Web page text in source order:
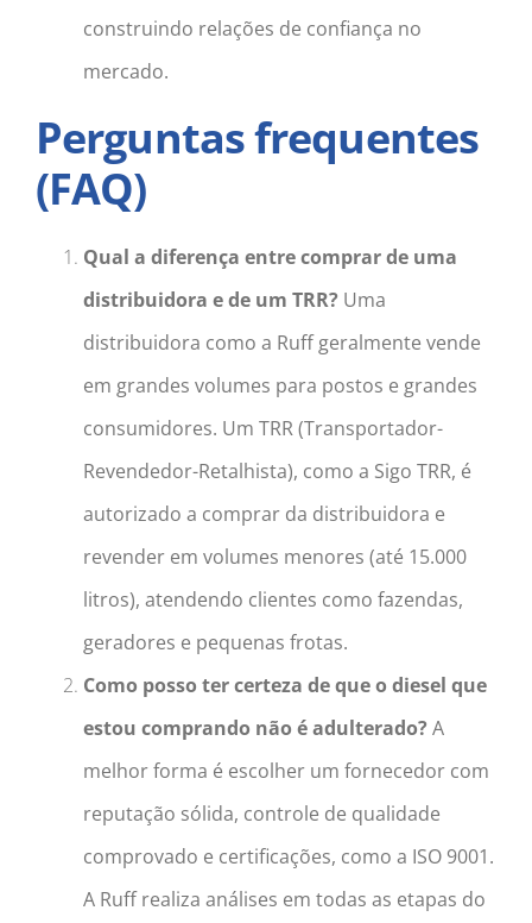
construindo relações de confiança no
mercado.
Perguntas frequentes
(FAQ)
Qual a diferença entre comprar de uma
distribuidora e de um TRR? Uma
distribuidora como a Ruff geralmente vende
em grandes volumes para postos e grandes
consumidores. Um TRR (Transportador-
Revendedor-Retalhista), como a Sigo TRR, é
autorizado a comprar da distribuidora e
revender em volumes menores (até 15.000
litros), atendendo clientes como fazendas,
geradores e pequenas frotas.
Como posso ter certeza de que o diesel que
estou comprando não é adulterado? A
melhor forma é escolher um fornecedor com
reputação sólida, controle de qualidade
comprovado e certificações, como a ISO 9001.
A Ruff realiza análises em todas as etapas do